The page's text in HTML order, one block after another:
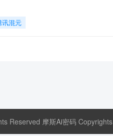
讯混元
Reserved 摩斯Ai密码 Copyrights